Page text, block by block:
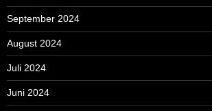
September 2024
August 2024
Juli 2024
Juni 2024